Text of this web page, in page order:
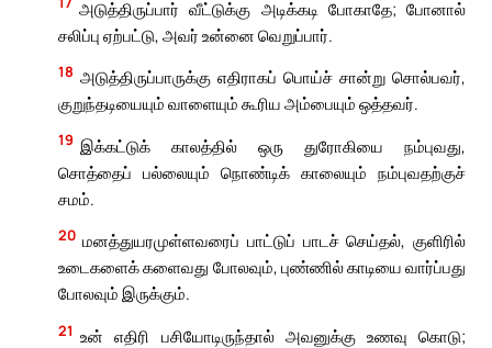
அடுத்திருப்பார் வீட்டுக்கு அடிக்கடி போகாதே; போனால்
சலிப்பு ஏற்பட்டு, அவர் உன்னை வெறுப்பார்.
18 அடுத்திருப்பாருக்கு எதிராகப் பொய்ச் சான்று சொல்பவர்,
குறுந்தடியையும் வாளையும் கூரிய அம்பையும் ஒத்தவர்.
19 இக்கட்டுக் காலத்தில் ஒரு துரோகியை நம்புவது,
சொத்தைப் பல்லையும் நொண்டிக் காலையும் நம்புவதற்குச்
சமம்.
20 மனத்துயரமுள்ளவரைப் பாட்டுப் பாடச் செய்தல், குளிரில்
உடைகளைக் களைவது போலவும், புண்ணில் காடியை வார்ப்பது
போலவும் இருக்கும்.
21 உன் எதிரி பசியோடிருந்தால் அவனுக்கு உணவு கொடு;